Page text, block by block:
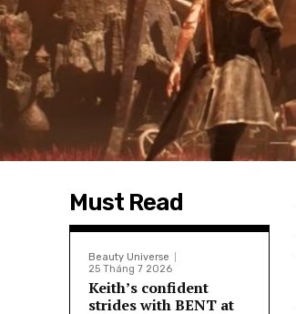
Must Read
Beauty Universe
25 Tháng 7 2026
Keith’s confident
strides with BENT at